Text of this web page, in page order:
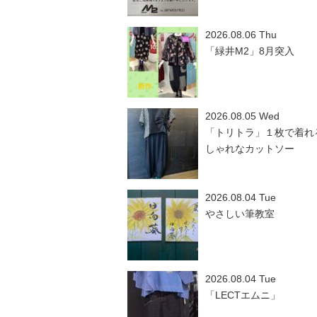
2026.08.06 Thu
「緑井M2」8月突入
2026.08.05 Wed
「トリトラ」１枚で着
しゃれなカットソー
2026.08.04 Tue
やさしい筆教室
2026.08.04 Tue
「LECTエムニ」